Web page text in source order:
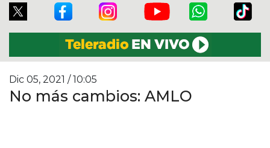
Dic 05, 2021 / 10:05
No más cambios: AMLO